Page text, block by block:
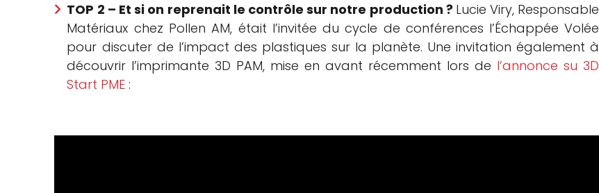
TOP 2 – Et si on reprenait le contrôle sur notre production ? Lucie Viry, Responsable
Matériaux chez Pollen AM, était l’invitée du cycle de conférences l’Échappée Volée
pour discuter de l’impact des plastiques sur la planète. Une invitation également à
découvrir l’imprimante 3D PAM, mise en avant récemment lors de l’annonce su 3D
Start PME :